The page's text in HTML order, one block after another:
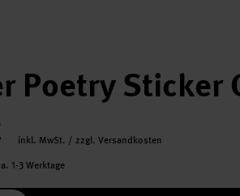
Poetry Sticker
inkl. MwSt. / zzgl. Versandkosten
1-3 Werktage